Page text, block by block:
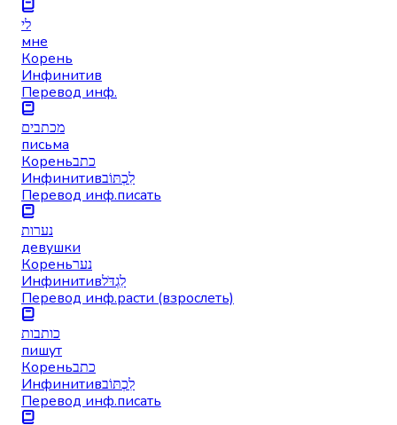
לי
мне
Корень
Инфинитив
Перевод инф.
מכתבים
письма
Кореньכתב
Инфинитивלִכְתּוֹב
Перевод инф.писать
נערות
девушки
Кореньנער
Инфинитивלִגְדֹּל
Перевод инф.расти (взрослеть)
כותבות
пишут
Кореньכתב
Инфинитивלִכְתּוֹב
Перевод инф.писать